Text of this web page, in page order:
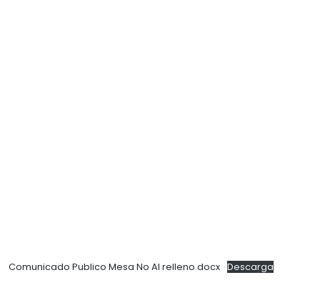
Comunicado Publico Mesa No Al relleno.docx Descarga